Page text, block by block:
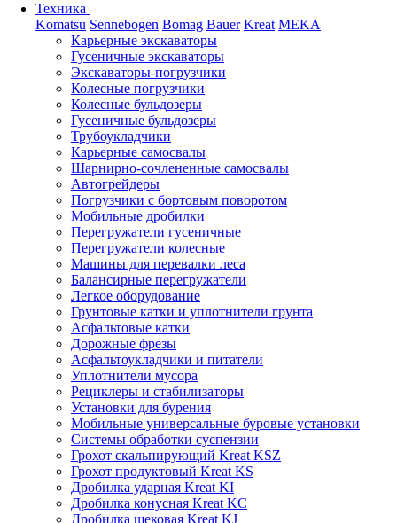
Техника
Komatsu Sennebogen Bomag Bauer Kreat MEKA
Карьерные экскаваторы
Гусеничные экскаваторы
Экскаваторы-погрузчики
Колесные погрузчики
Колесные бульдозеры
Гусеничные бульдозеры
Трубоукладчики
Карьерные самосвалы
Шарнирно-сочлененные cамосвалы
Автогрейдеры
Погрузчики с бортовым поворотом
Мобильные дробилки
Перегружатели гусеничные
Перегружатели колесные
Машины для перевалки леса
Балансирные перегружатели
Легкое оборудование
Грунтовые катки и уплотнители грунта
Асфальтовые катки
Дорожные фрезы
Асфальтоукладчики и питатели
Уплотнители мусора
Рециклеры и стабилизаторы
Установки для бурения
Мобильные универсальные буровые установки
Системы обработки суспензии
Грохот скальпирующий Kreat KSZ
Грохот продуктовый Kreat KS
Дробилка ударная Kreat KI
Дробилка конусная Kreat KC
Дробилка щековая Kreat KJ